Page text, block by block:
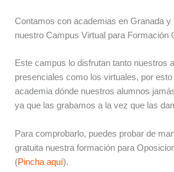
Contamos con academias en Granada y
nuestro Campus Virtual para Formación
Este campus lo disfrutan tanto nuestros
presenciales como los virtuales, por
academia dónde nuestros alumnos
ya que las grabamos a la vez que las
Para comprobarlo, puedes probar de
gratuita nuestra formación para
(Pincha aquí).